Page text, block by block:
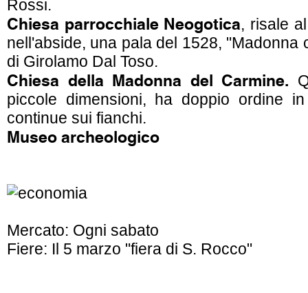
Rossi.
Chiesa parrocchiale Neogotica, risale
nell'abside, una pala del 1528, "Madonna
di Girolamo Dal Toso.
Chiesa della Madonna del Carmine.
piccole dimensioni, ha doppio ordine
continue sui fianchi.
Museo archeologico
Mercato: Ogni sabato
Fiere: Il 5 marzo "fiera di S. Rocco"